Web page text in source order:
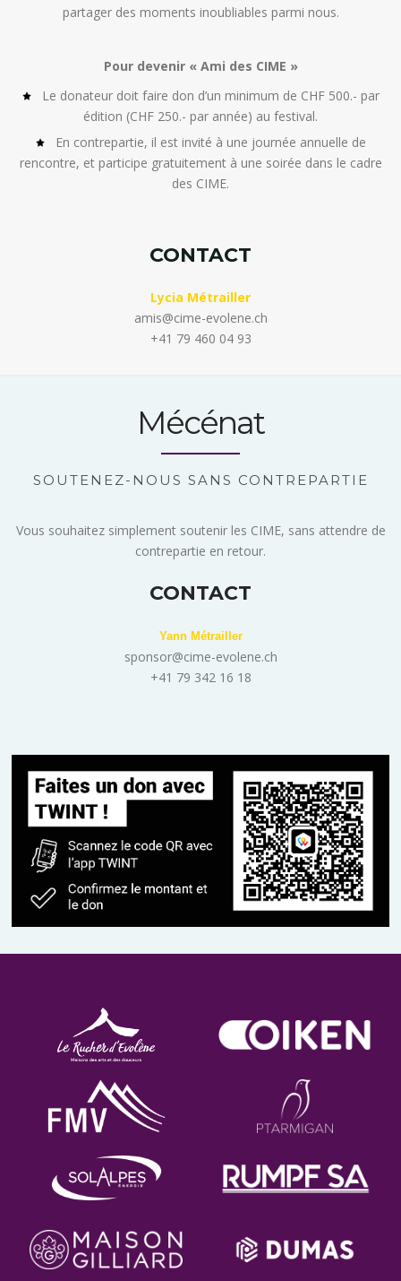
partager des moments inoubliables parmi nous.
Pour devenir « Ami des CIME »
Le donateur doit faire don d’un minimum de CHF 500.- par
édition (CHF 250.- par année) au festival.
En contrepartie, il est invité à une journée annuelle de
rencontre, et participe gratuitement à une soirée dans le cadre
des CIME.
CONTACT
Lycia Métrailler
amis@cime-evolene.ch
+41 79 460 04 93
Mécénat
SOUTENEZ-NOUS SANS CONTREPARTIE
Vous souhaitez simplement soutenir les CIME, sans attendre de
contrepartie en retour.
CONTACT
Yann Métrailler
sponsor@cime-evolene.ch
+41 79 342 16 18